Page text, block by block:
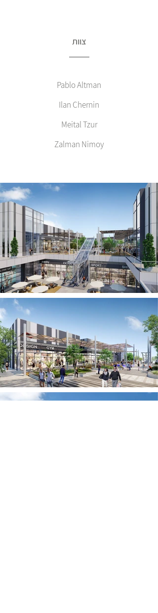
צוות
Pablo Altman
Ilan Chernin
Meital Tzur
Zalman Nimoy